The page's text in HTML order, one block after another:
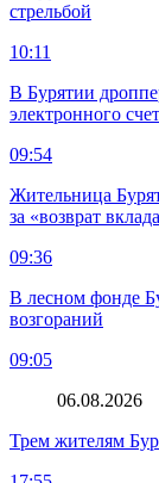
стрельбой
10:11
В Бурятии
электронного
09:54
Жительница
за «возврат
09:36
В лесном фонде
возгораний
09:05
06.08.2026
Трем жителям